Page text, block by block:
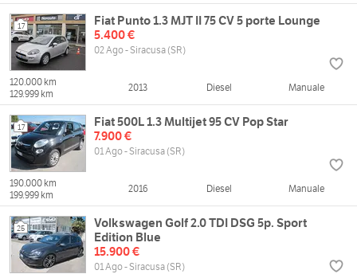
17
Fiat Punto 1.3 MJT II 75 CV 5 porte Lounge
5.400 €
02 Ago - Siracusa (SR)
120.000 km
129.999 km
2013 Diesel Manuale
17
Fiat 500L 1.3 Multijet 95 CV Pop Star
7.900 €
01 Ago - Siracusa (SR)
190.000 km
199.999 km
2016 Diesel Manuale
25
Volkswagen Golf 2.0 TDI DSG 5p. Sport
Edition Blue
15.900 €
01 Ago - Siracusa (SR)